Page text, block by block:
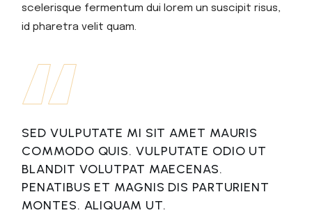
scelerisque fermentum dui lorem un suscipit risus,
id pharetra velit quam.
SED VULPUTATE MI SIT AMET MAURIS
COMMODO QUIS. VULPUTATE ODIO UT
BLANDIT VOLUTPAT MAECENAS.
PENATIBUS ET MAGNIS DIS PARTURIENT
MONTES. ALIQUAM UT.